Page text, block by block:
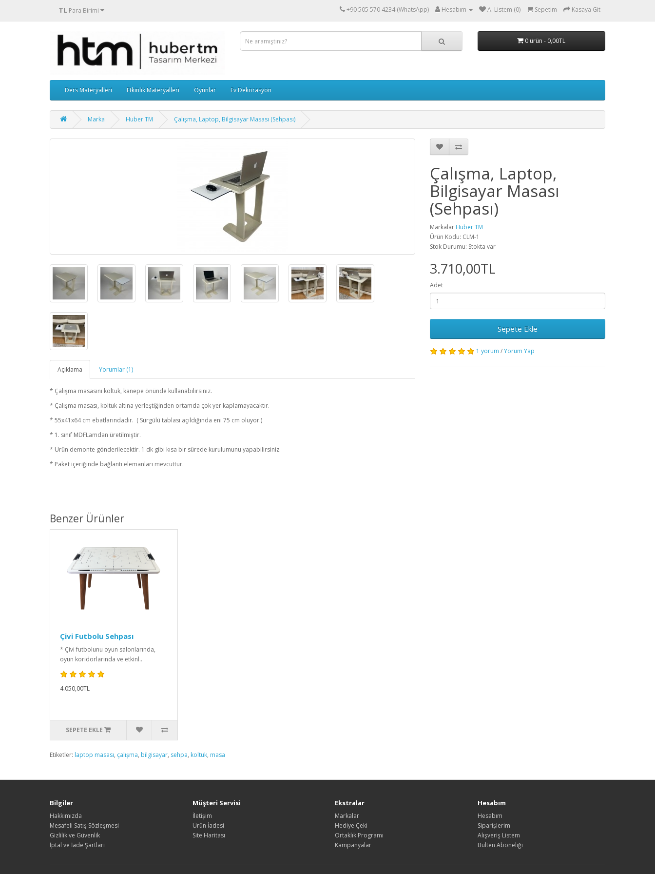
TL Para Birimi +90 505 570 4234 (WhatsApp) Hesabım A. Listem (0) Sepetim Kasaya Git
0 ürün - 0,00TL
Ders Materyalleri Etkinlik Materyalleri Oyunlar Ev Dekorasyon
Marka Huber TM Çalışma, Laptop, Bilgisayar Masası (Sehpası)
Açıklama Yorumlar (1)
* Çalışma masasını koltuk, kanepe önünde kullanabilirsiniz.
* Çalışma masası, koltuk altına yerleştiğinden ortamda çok yer kaplamayacaktır.
* 55x41x64 cm ebatlarındadır. ( Sürgülü tablası açıldığında eni 75 cm oluyor.)
* 1. sınıf MDFLamdan üretilmiştir.
* Ürün demonte gönderilecektir. 1 dk gibi kısa bir sürede kurulumunu yapabilirsiniz.
* Paket içeriğinde bağlantı elemanları mevcuttur.
Çalışma, Laptop,
Bilgisayar Masası
(Sehpası)
Markalar Huber TM
Ürün Kodu: CLM-1
Stok Durumu: Stokta var
3.710,00TL
Adet
Sepete Ekle
1 yorum /Yorum Yap
Benzer Ürünler
Çivi Futbolu Sehpası
* Çivi futbolunu oyun salonlarında,
oyun koridorlarında ve etkinl..
4.050,00TL
SEPETE EKLE
Etiketler: laptop masası, çalışma, bilgisayar, sehpa, koltuk, masa
Bilgiler
Hakkımızda
Mesafeli Satış Sözleşmesi
Gizlilik ve Güvenlik
İptal ve İade Şartları
Müşteri Servisi
İletişim
Ürün İadesi
Site Haritası
Ekstralar
Markalar
Hediye Çeki
Ortaklık Programı
Kampanyalar
Hesabım
Hesabım
Siparişlerim
Alışveriş Listem
Bülten Aboneliği